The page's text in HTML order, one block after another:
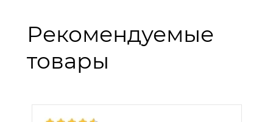
Рекомендуемые
товары